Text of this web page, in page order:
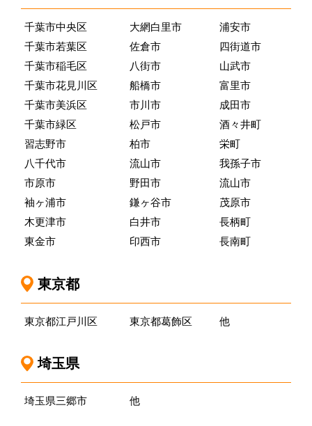
千葉市中央区
千葉市若葉区
千葉市稲毛区
千葉市花見川区
千葉市美浜区
千葉市緑区
習志野市
八千代市
市原市
袖ヶ浦市
木更津市
東金市
大網白里市
佐倉市
八街市
船橋市
市川市
松戸市
柏市
流山市
野田市
鎌ヶ谷市
白井市
印西市
浦安市
四街道市
山武市
富里市
成田市
酒々井町
栄町
我孫子市
流山市
茂原市
長柄町
長南町
東京都
東京都江戸川区 東京都葛飾区 他
埼玉県
埼玉県三郷市 他